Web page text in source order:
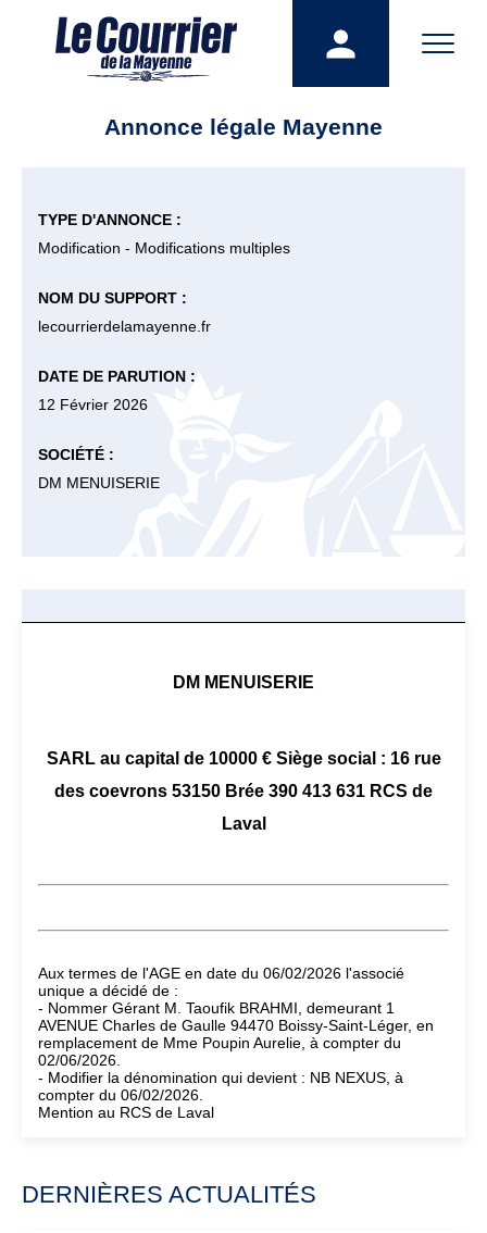
Annonce légale Mayenne
TYPE D'ANNONCE :
Modification - Modifications multiples
NOM DU SUPPORT :
lecourrierdelamayenne.fr
DATE DE PARUTION :
12 Février 2026
SOCIÉTÉ :
DM MENUISERIE
DM MENUISERIE
SARL au capital de 10000 € Siège social : 16 rue
des coevrons 53150 Brée 390 413 631 RCS de
Laval
Aux termes de l'AGE en date du 06/02/2026 l'associé
unique a décidé de :
- Nommer Gérant M. Taoufik BRAHMI, demeurant 1
AVENUE Charles de Gaulle 94470 Boissy-Saint-Léger, en
remplacement de Mme Poupin Aurelie, à compter du
02/06/2026.
- Modifier la dénomination qui devient : NB NEXUS, à
compter du 06/02/2026.
Mention au RCS de Laval
DERNIÈRES ACTUALITÉS